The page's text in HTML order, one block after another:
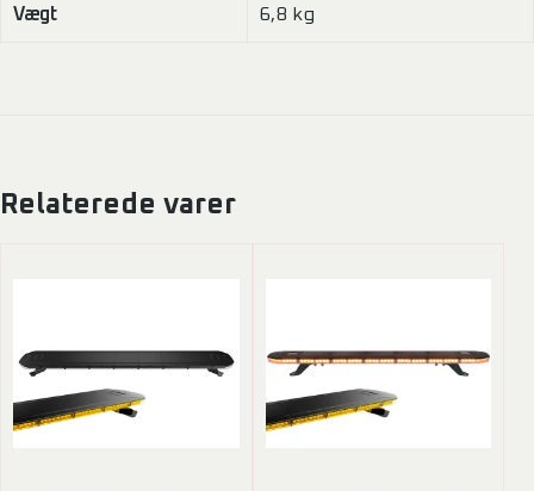
Vægt 6,8 kg
Relaterede varer